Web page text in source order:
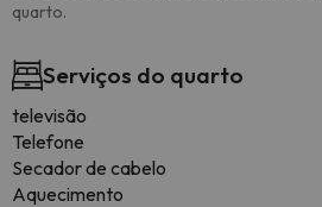
quarto.
Serviços do quarto
televisão
Telefone
Secador de cabelo
Aquecimento